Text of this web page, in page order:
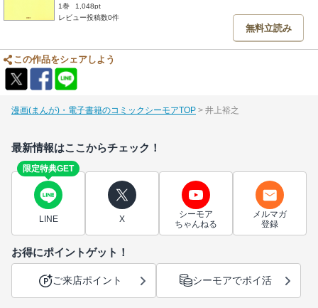
1巻
1,048pt
レビュー投稿数0件
無料立読み
この作品をシェアしよう
漫画(まんが)・電子書籍のコミックシーモアTOP 井上裕之
最新情報はここからチェック！
限定特典GET
LINE X
シーモア
ちゃんねる
メルマガ
登録
お得にポイントゲット！
ご来店ポイント シーモアでポイ活